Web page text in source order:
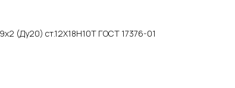
(Ду20) ст.12Х18Н10Т ГОСТ 17376-01